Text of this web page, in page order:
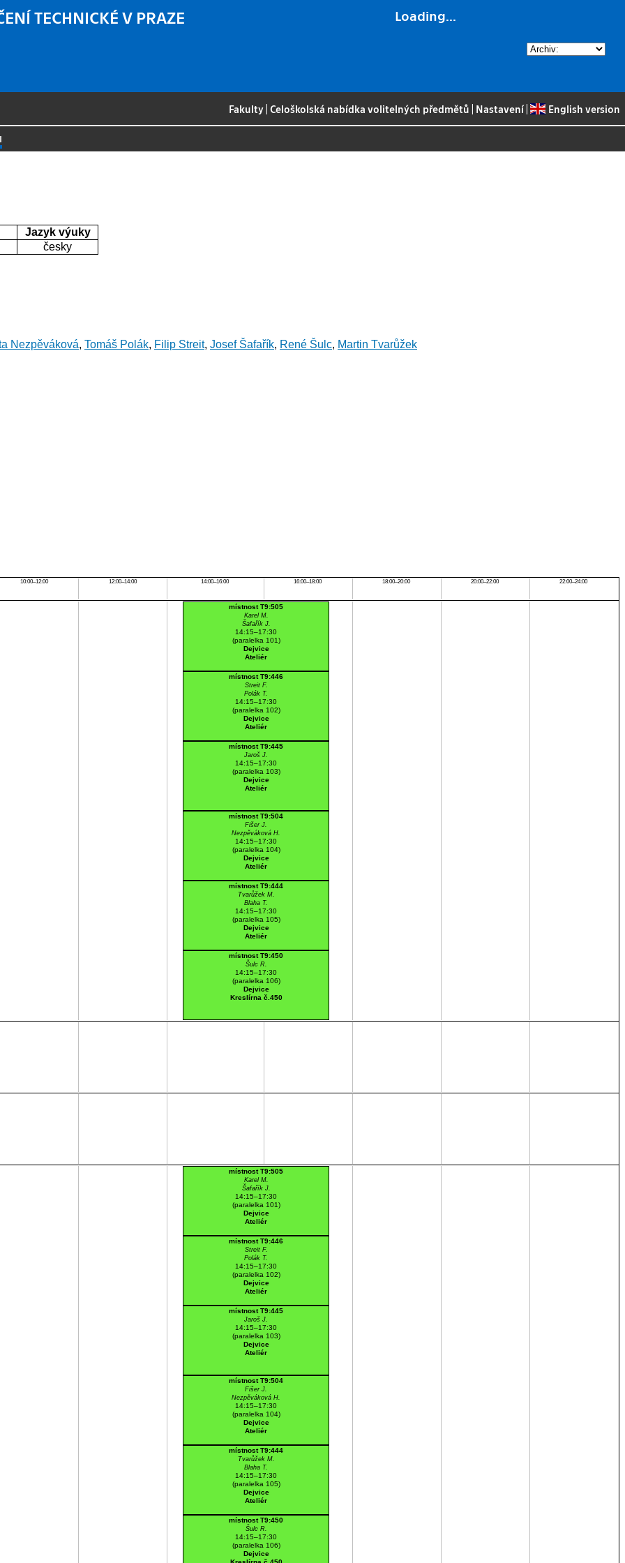
Loading...
TECHNICKÉ V PRAZE
Fakulty |Celoškolská nabídka volitelných předmětů Nastavení| English version
Jazyk výuky
česky
Nezpěváková, Tomáš Polák, Filip Streit, Josef Šafařík, René Šulc, Martin Tvarůžek
10:00–12:00 12:00–14:00 14:00–16:00 16:00–18:00 18:00–20:00 20:00–22:00 22:00–24:00
místnost T9:505
Karel M.
Šafařík J.
14:15–17:30
(paralelka 101)
Dejvice
Ateliér
místnost T9:446
Streit F.
Polák T.
14:15–17:30
(paralelka 102)
Dejvice
Ateliér
místnost T9:445
Jaroš J.
14:15–17:30
(paralelka 103)
Dejvice
Ateliér
místnost T9:504
Fišer J.
Nezpěváková H.
14:15–17:30
(paralelka 104)
Dejvice
Ateliér
místnost T9:444
Tvarůžek M.
Blaha T.
14:15–17:30
(paralelka 105)
Dejvice
Ateliér
místnost T9:450
Šulc R.
14:15–17:30
(paralelka 106)
Dejvice
Kreslírna č.450
místnost T9:505
Karel M.
Šafařík J.
14:15–17:30
(paralelka 101)
Dejvice
Ateliér
místnost T9:446
Streit F.
Polák T.
14:15–17:30
(paralelka 102)
Dejvice
Ateliér
místnost T9:445
Jaroš J.
14:15–17:30
(paralelka 103)
Dejvice
Ateliér
místnost T9:504
Fišer J.
Nezpěváková H.
14:15–17:30
(paralelka 104)
Dejvice
Ateliér
místnost T9:444
Tvarůžek M.
Blaha T.
14:15–17:30
(paralelka 105)
Dejvice
Ateliér
místnost T9:450
Šulc R.
14:15–17:30
(paralelka 106)
Dejvice